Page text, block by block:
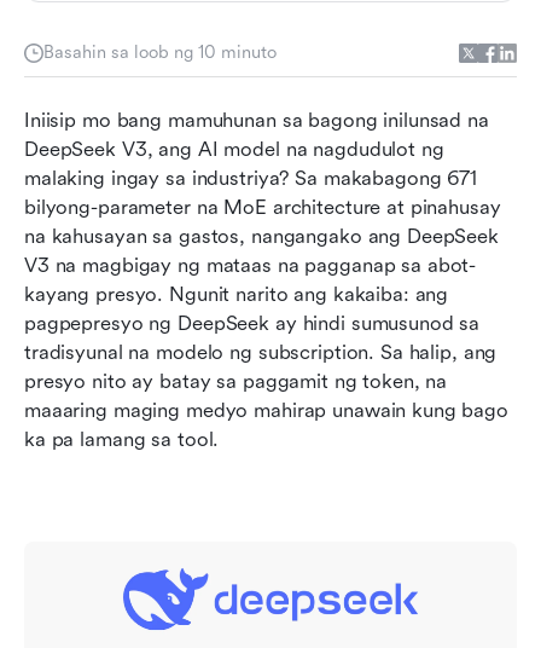
Basahin sa loob ng 10 minuto
Iniisip mo bang mamuhunan sa bagong inilunsad na
DeepSeek V3, ang AI model na nagdudulot ng
malaking ingay sa industriya? Sa makabagong 671
bilyong-parameter na MoE architecture at pinahusay
na kahusayan sa gastos, nangangako ang DeepSeek
V3 na magbigay ng mataas na pagganap sa abot-
kayang presyo. Ngunit narito ang kakaiba: ang
pagpepresyo ng DeepSeek ay hindi sumusunod sa
tradisyunal na modelo ng subscription. Sa halip, ang
presyo nito ay batay sa paggamit ng token, na
maaaring maging medyo mahirap unawain kung bago
ka pa lamang sa tool.
DeepSeek
and DeepSeek-R1
Kung paano tumutugma ang DeepSeek sa
ChatGPT ng OpenAI
How to choose the right model or product
Huling pag-iisip